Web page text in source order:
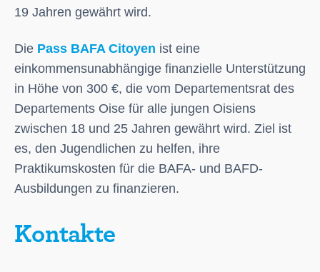
19 Jahren gewährt wird.
Die Pass BAFA Citoyen ist eine
einkommensunabhängige finanzielle Unterstützung
in Höhe von 300 €, die vom Departementsrat des
Departements Oise für alle jungen Oisiens
zwischen 18 und 25 Jahren gewährt wird. Ziel ist
es, den Jugendlichen zu helfen, ihre
Praktikumskosten für die BAFA- und BAFD-
Ausbildungen zu finanzieren.
Kontakte